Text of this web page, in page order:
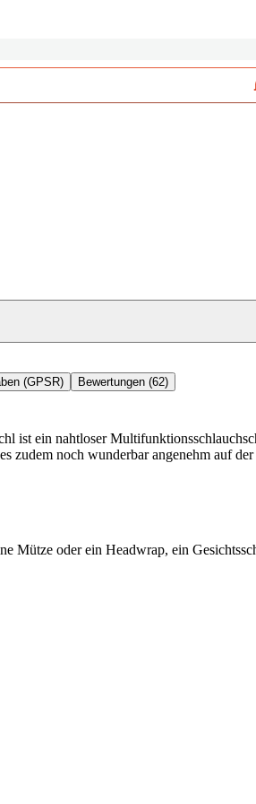
(GPSR) Bewertungen (62)
ein nahtloser
zudem noch wunderbar angenehm auf
Mütze oder ein Headwrap, ein